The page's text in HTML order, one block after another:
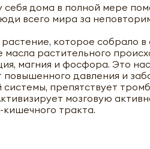
себя дома в полной мере
всего мира за
которое собрало
растительного
магния и фосфора. Это
давления и
препятствует
мозговую
тракта.